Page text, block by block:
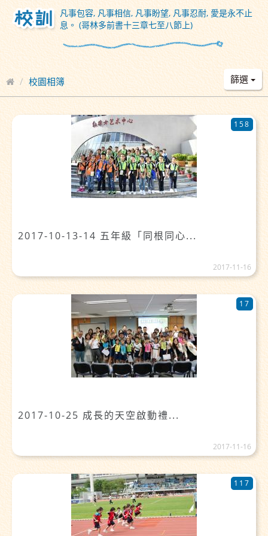
凡事包容, 凡事相信, 凡事盼望, 凡事忍耐, 愛是永不止
息。 (哥林多前書十三章七至八節上)
校園相簿 篩選
2017-10-13-14 五年級「同根同心...
158
2017-11-16
2017-10-25 成長的天空啟動禮...
17
2017-11-16
117